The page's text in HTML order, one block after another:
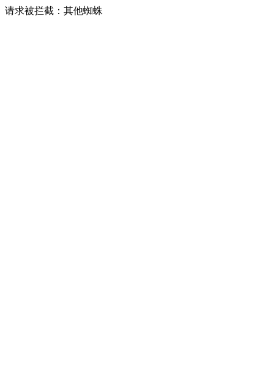
请求被拦截：其他蜘蛛